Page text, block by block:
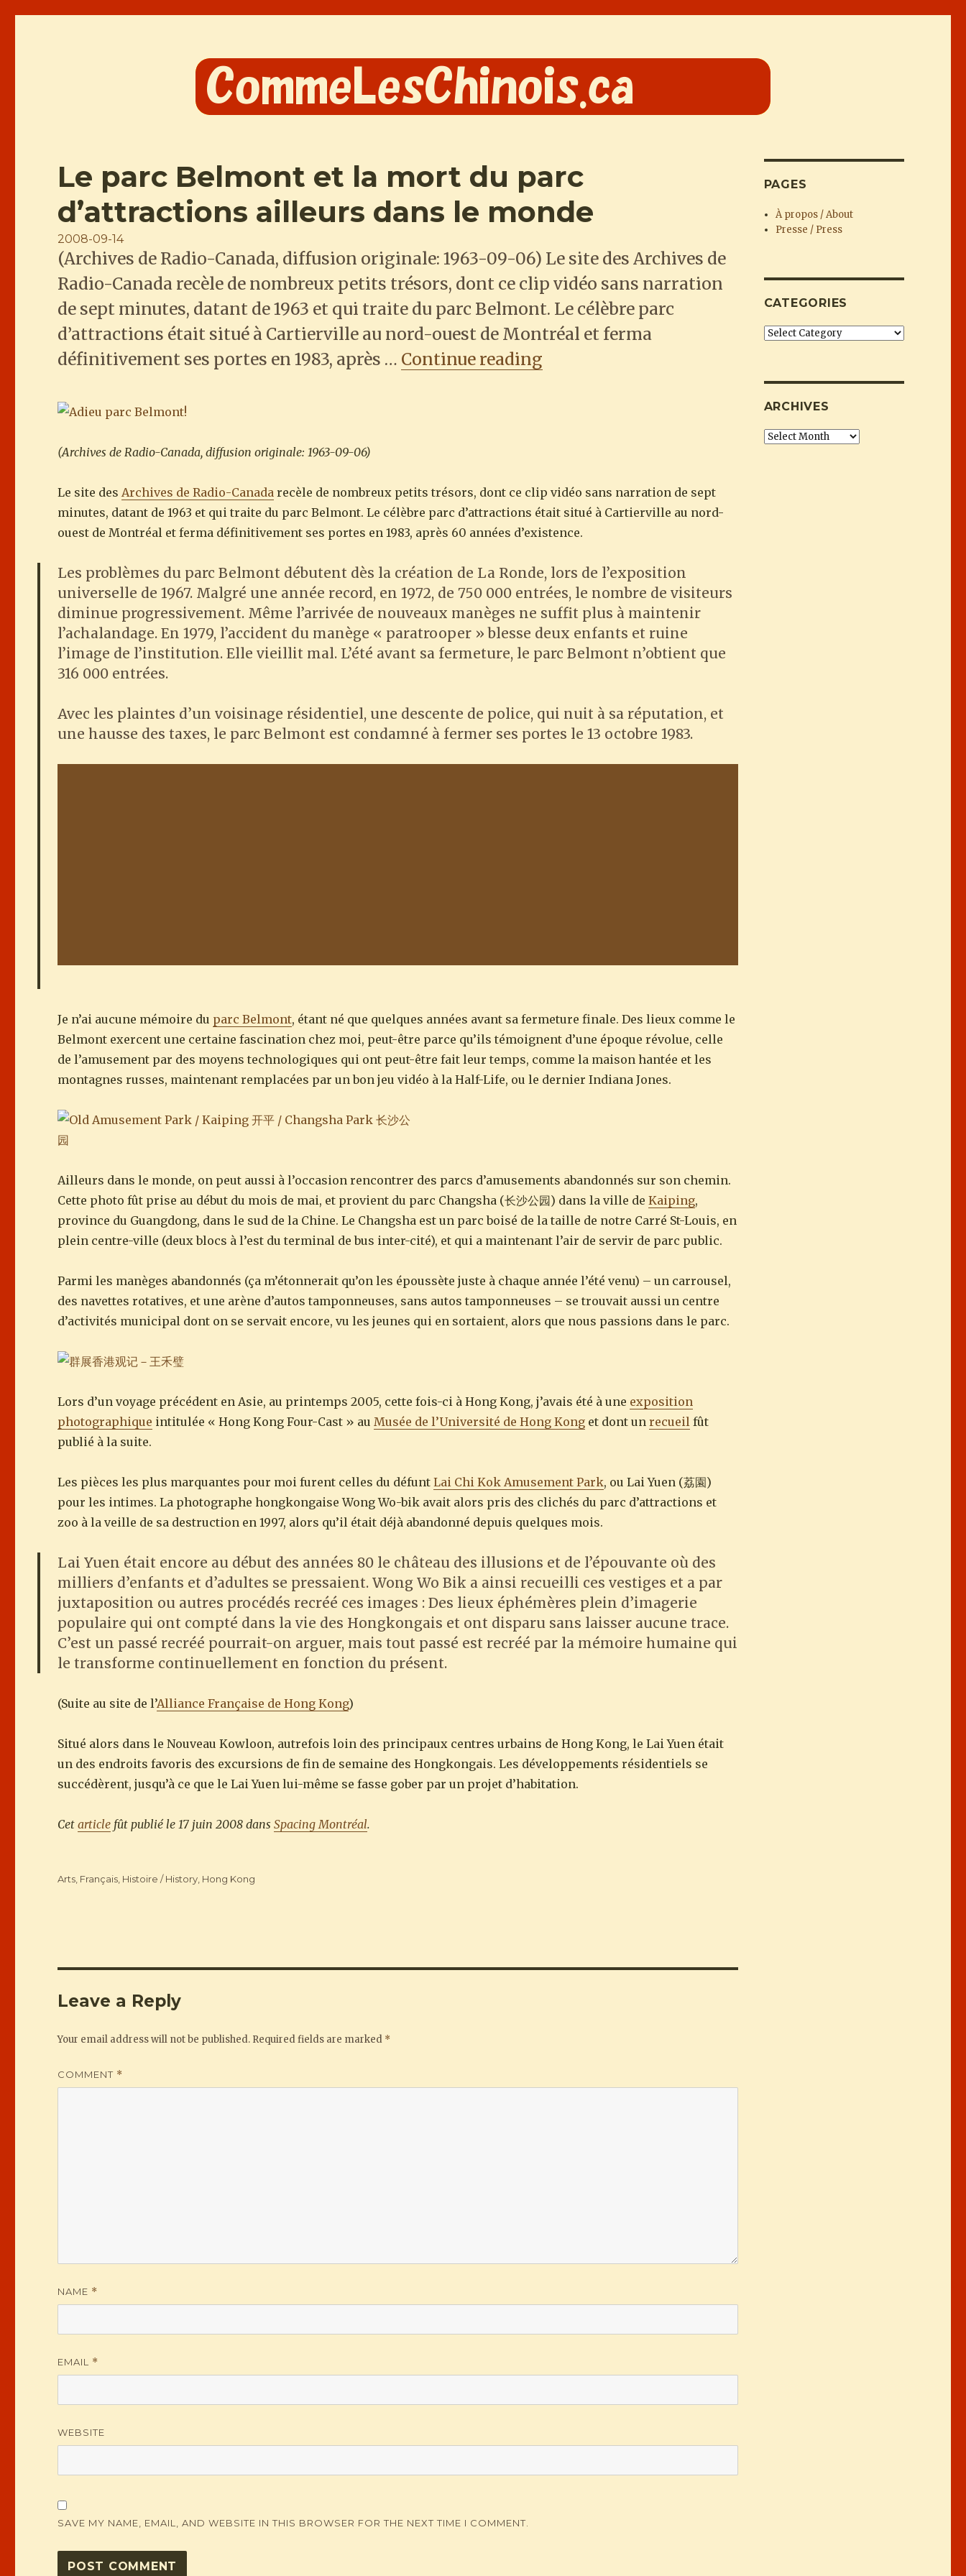
Le parc Belmont et la mort du parc
d’attractions ailleurs dans le monde
Posted
on
2008-09-14
(Archives de Radio-Canada, diffusion originale: 1963-09-06) Le site des Archives de
Radio-Canada recèle de nombreux petits trésors, dont ce clip vidéo sans narration
de sept minutes, datant de 1963 et qui traite du parc Belmont. Le célèbre parc
d’attractions était situé à Cartierville au nord-ouest de Montréal et ferma
définitivement ses portes en 1983, après … Continue reading
(Archives de Radio-Canada, diffusion originale: 1963-09-06)
Le site des Archives de Radio-Canada recèle de nombreux petits trésors, dont ce clip vidéo sans narration de sept
minutes, datant de 1963 et qui traite du parc Belmont. Le célèbre parc d’attractions était situé à Cartierville au nord-
ouest de Montréal et ferma définitivement ses portes en 1983, après 60 années d’existence.
Les problèmes du parc Belmont débutent dès la création de La Ronde, lors de l’exposition
universelle de 1967. Malgré une année record, en 1972, de 750 000 entrées, le nombre de visiteurs
diminue progressivement. Même l’arrivée de nouveaux manèges ne suffit plus à maintenir
l’achalandage. En 1979, l’accident du manège « paratrooper » blesse deux enfants et ruine
l’image de l’institution. Elle vieillit mal. L’été avant sa fermeture, le parc Belmont n’obtient que
316 000 entrées.
Avec les plaintes d’un voisinage résidentiel, une descente de police, qui nuit à sa réputation, et
une hausse des taxes, le parc Belmont est condamné à fermer ses portes le 13 octobre 1983.
Je n’ai aucune mémoire du parc Belmont, étant né que quelques années avant sa fermeture finale. Des lieux comme le
Belmont exercent une certaine fascination chez moi, peut-être parce qu’ils témoignent d’une époque révolue, celle
de l’amusement par des moyens technologiques qui ont peut-être fait leur temps, comme la maison hantée et les
montagnes russes, maintenant remplacées par un bon jeu vidéo à la Half-Life, ou le dernier Indiana Jones.
Ailleurs dans le monde, on peut aussi à l’occasion rencontrer des parcs d’amusements abandonnés sur son chemin.
Cette photo fût prise au début du mois de mai, et provient du parc Changsha (长沙公园) dans la ville deKaiping,
province du Guangdong, dans le sud de la Chine. Le Changsha est un parc boisé de la taille de notre Carré St-Louis, en
plein centre-ville (deux blocs à l’est du terminal de bus inter-cité), et qui a maintenant l’air de servir de parc public.
Parmi les manèges abandonnés (ça m’étonnerait qu’on les époussète juste à chaque année l’été venu) – un carrousel,
des navettes rotatives, et une arène d’autos tamponneuses, sans autos tamponneuses – se trouvait aussi un centre
d’activités municipal dont on se servait encore, vu les jeunes qui en sortaient, alors que nous passions dans le parc.
Lors d’un voyage précédent en Asie, au printemps 2005, cette fois-ci à Hong Kong, j’avais été à une exposition
photographique intitulée « Hong Kong Four-Cast » auMusée de l’Université de Hong Kong et dont unrecueil fût
publié à la suite.
Les pièces les plus marquantes pour moi furent celles du défuntLai Chi Kok Amusement Park, ou Lai Yuen (荔園)
pour les intimes. La photographe hongkongaise Wong Wo-bik avait alors pris des clichés du parc d’attractions et
zoo à la veille de sa destruction en 1997, alors qu’il était déjà abandonné depuis quelques mois.
Lai Yuen était encore au début des années 80 le château des illusions et de l’épouvante où des
milliers d’enfants et d’adultes se pressaient. Wong Wo Bik a ainsi recueilli ces vestiges et a par
juxtaposition ou autres procédés recréé ces images : Des lieux éphémères plein d’imagerie
populaire qui ont compté dans la vie des Hongkongais et ont disparu sans laisser aucune trace.
C’est un passé recréé pourrait-on arguer, mais tout passé est recréé par la mémoire humaine qui
le transforme continuellement en fonction du présent.
(Suite au site de l’Alliance Française de Hong Kong)
Situé alors dans le Nouveau Kowloon, autrefois loin des principaux centres urbains de Hong Kong, le Lai Yuen était
un des endroits favoris des excursions de fin de semaine des Hongkongais. Les développements résidentiels se
succédèrent, jusqu’à ce que le Lai Yuen lui-même se fasse gober par un projet d’habitation.
Cetarticle fût publié le 17 juin 2008 dansSpacing Montréal.
Categories
Arts, Français, Histoire / History, Hong Kong
Leave a Reply
Your email address will not be published. Required fields are marked *
COMMENT *
NAME *
EMAIL *
WEBSITE
SAVE MY NAME, EMAIL, AND WEBSITE IN THIS BROWSER FOR THE NEXT TIME I COMMENT.
PAGES
À propos / About
Presse / Press
CATEGORIES
Categories
ARCHIVES
Archives